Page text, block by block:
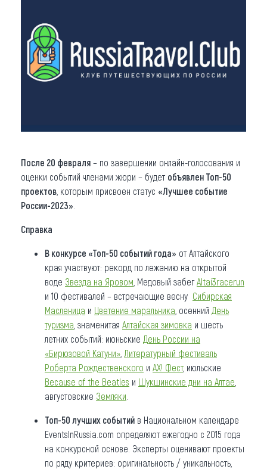
После 20 февраля – по завершении онлайн-голосования и
оценки событий членами жюри – будет объявлен Топ-50
проектов , которым присвоен статус «Лучшее событие
России-2023»
Справка
В конкурсе «Топ-50 событий года» от Алтайского
края участвуют: рекорд по лежанию на открытой
воде Звезда на Яровом , Медовый забегAltai3racerun
и 10 фестивалей – встречающие весну Сибирская
Масленица и Цветение маральника , осенний День
туризма , знаменитая Алтайская зимовка и шесть
летних событий: июньские День России на
«Бирюзовой Катуни» Литературный фестиваль
Роберта Рождественского и АХ! Фест, июльские
Because of the Beatles и Шукшинские дни на Алтае
августовские Земляки
Топ-50 лучших событий в Национальном календаре
EventsInRussia.com определяют ежегодно с 2015 года
на конкурсной основе. Эксперты оценивают проекты
по ряду критериев: оригинальность / уникальность,